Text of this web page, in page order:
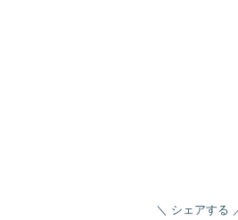
シェアする